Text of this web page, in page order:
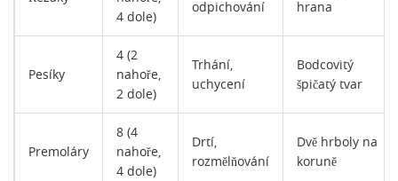
4 dole)
odpichování
hrana
Pesíky
4 (2
nahoře,
2 dole)
Trhání,
uchycení
Bodcovitý
špičatý tvar
Premoláry
8 (4
nahoře,
4 dole)
Drtí,
rozmělňování
Dvě hrboly na
koruně